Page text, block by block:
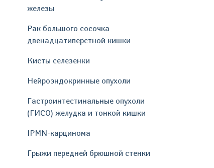
железы
Рак большого сосочка
двенадцатиперстной кишки
Кисты селезенки
Нейроэндокринные опухоли
Гастроинтестинальные опухоли
(ГИСО) желудка и тонкой кишки
IPMN-карцинома
Грыжи передней брюшной стенки